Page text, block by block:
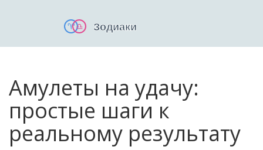
Амулеты на удачу:
простые шаги к
реальному результату